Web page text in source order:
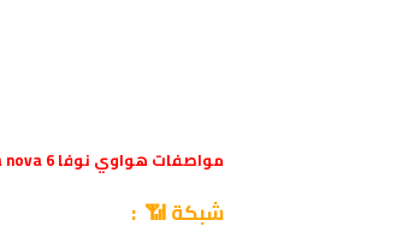
مواصفات هواوي نوفا Huawei nova nova 6
شبكة 📶 :